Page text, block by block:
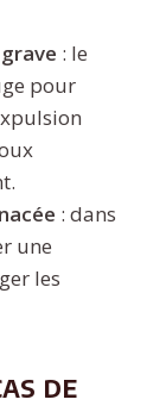
: le
pour
: dans
une
les
de